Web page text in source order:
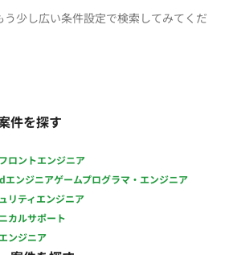
少し広い条件設定で検索してみてくだ
件を探す
フロントエンジニア
エンジニアゲームプログラマ・エンジニア
リティエンジニア
カルサポート
ンジニア